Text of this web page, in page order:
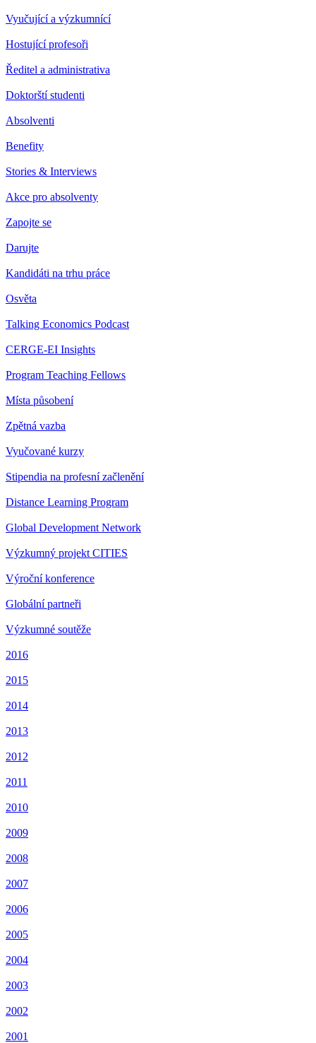
Vyučující a výzkumnící
Hostující profesoři
Ředitel a administrativa
Doktorští studenti
Absolventi
Benefity
Stories & Interviews
Akce pro absolventy
Zapojte se
Darujte
Kandidáti na trhu práce
Osvěta
Talking Economics Podcast
CERGE-EI Insights
Program Teaching Fellows
Místa působení
Zpětná vazba
Vyučované kurzy
Stipendia na profesní začlenění
Distance Learning Program
Global Development Network
Výzkumný projekt CITIES
Výroční konference
Globální partneři
Výzkumné soutěže
2016
2015
2014
2013
2012
2011
2010
2009
2008
2007
2006
2005
2004
2003
2002
2001